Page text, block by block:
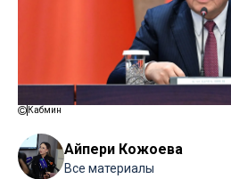
Кабмин
Айпери Кожоева
Все материалы